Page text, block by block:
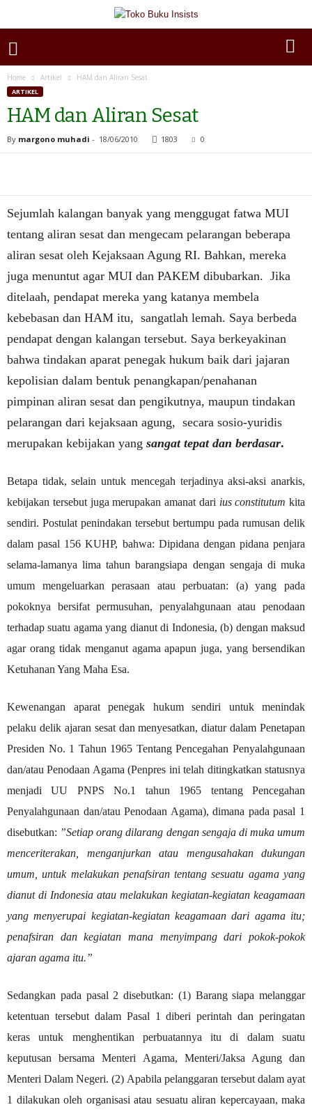
Home Artikel HAM dan Aliran Sesat
ARTIKEL
HAM dan Aliran Sesat
By margono muhadi - 18/06/2010 1803 0
Sejumlah kalangan banyak yang menggugat fatwa MUI
tentang aliran sesat dan mengecam pelarangan beberapa
aliran sesat oleh Kejaksaan Agung RI. Bahkan, mereka
juga menuntut agar MUI dan PAKEM dibubarkan. Jika
ditelaah, pendapat mereka yang katanya membela
kebebasan dan HAM itu, sangatlah lemah. Saya berbeda
pendapat dengan kalangan tersebut. Saya berkeyakinan
bahwa tindakan aparat penegak hukum baik dari jajaran
kepolisian dalam bentuk penangkapan/penahanan
pimpinan aliran sesat dan pengikutnya, maupun tindakan
pelarangan dari kejaksaan agung, secara sosio-yuridis
merupakan kebijakan yang sangat tepat dan berdasar.
Betapa tidak, selain untuk mencegah terjadinya aksi-aksi anarkis,
kebijakan tersebut juga merupakan amanat dari ius constitutum kita
sendiri. Postulat penindakan tersebut bertumpu pada rumusan delik
dalam pasal 156 KUHP, bahwa: Dipidana dengan pidana penjara
selama-lamanya lima tahun barangsiapa dengan sengaja di muka
umum mengeluarkan perasaan atau perbuatan: (a) yang pada
pokoknya bersifat permusuhan, penyalahgunaan atau penodaan
terhadap suatu agama yang dianut di Indonesia, (b) dengan maksud
agar orang tidak menganut agama apapun juga, yang bersendikan
Ketuhanan Yang Maha Esa.
Kewenangan aparat penegak hukum sendiri untuk menindak
pelaku delik ajaran sesat dan menyesatkan, diatur dalam Penetapan
Presiden No. 1 Tahun 1965 Tentang Pencegahan Penyalahgunaan
dan/atau Penodaan Agama (Penpres ini telah ditingkatkan statusnya
menjadi UU PNPS No.1 tahun 1965 tentang Pencegahan
Penyalahgunaan dan/atau Penodaan Agama), dimana pada pasal 1
disebutkan: ”Setiap orang dilarang dengan sengaja di muka umum
menceriterakan, menganjurkan atau mengusahakan dukungan
umum, untuk melakukan penafsiran tentang sesuatu agama yang
dianut di Indonesia atau melakukan kegiatan-kegiatan keagamaan
yang menyerupai kegiatan-kegiatan keagamaan dari agama itu;
penafsiran dan kegiatan mana menyimpang dari pokok-pokok
ajaran agama itu.”
Sedangkan pada pasal 2 disebutkan: (1) Barang siapa melanggar
ketentuan tersebut dalam Pasal 1 diberi perintah dan peringatan
keras untuk menghentikan perbuatannya itu di dalam suatu
keputusan bersama Menteri Agama, Menteri/Jaksa Agung dan
Menteri Dalam Negeri. (2) Apabila pelanggaran tersebut dalam ayat
1 dilakukan oleh organisasi atau sesuatu aliran kepercayaan, maka